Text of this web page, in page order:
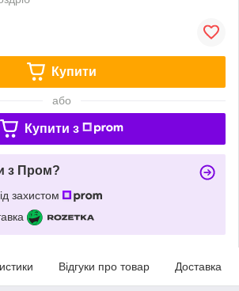
Купити
або
Купити з
з Пром?
захистом
Відгуки про товар Доставка